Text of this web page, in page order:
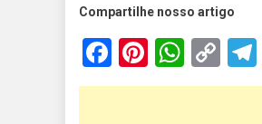
Compartilhe nosso artigo
Facebook